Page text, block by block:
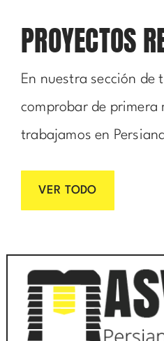
PROYECTOS
En nuestra sección de
comprobar de primera
trabajamos en
VER TODO